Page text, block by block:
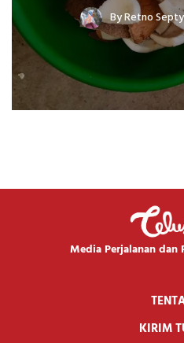
ByRetno
Media Perjalanan dan
KIRIM